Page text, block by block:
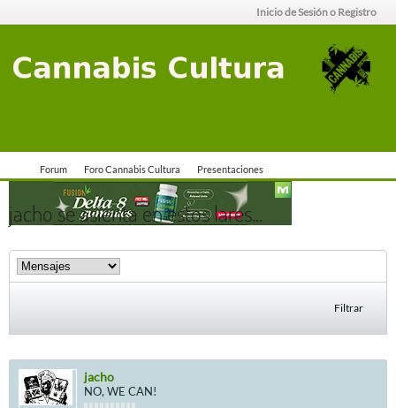
Inicio de Sesión o Registro
Forum Foro Cannabis Cultura Presentaciones
jacho se asienta en estos lares...
Filtrar
jacho
NO, WE CAN!